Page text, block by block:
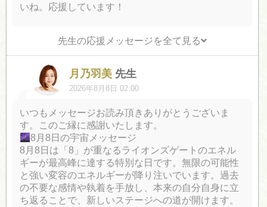
いね。応援しています！
先生の応援メッセージを全て見る
月乃羽美 先生
2026年8月8日 02:00
いつもメッセージお読み頂きありがとうございま
す。このご縁に感謝いたします。
8月8日の宇宙メッセージ
8月8日は「8」が重なるライオンズゲートのエネル
ギーが最高峰に達する特別な日です。無限の可能性
と強い変容のエネルギーが降り注いでいます。過去
の不要な感情や執着を手放し、本来の自分自身に立
ち返ることで、新しいステージへの道が開けます。